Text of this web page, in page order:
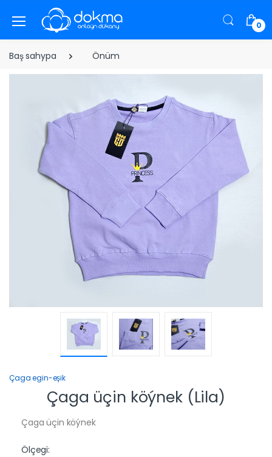
0
Baş sahypa Önüm
Çaga egin-eşik
Çaga üçin köýnek (Lila)
Çaga üçin köýnek
Ölçegi: